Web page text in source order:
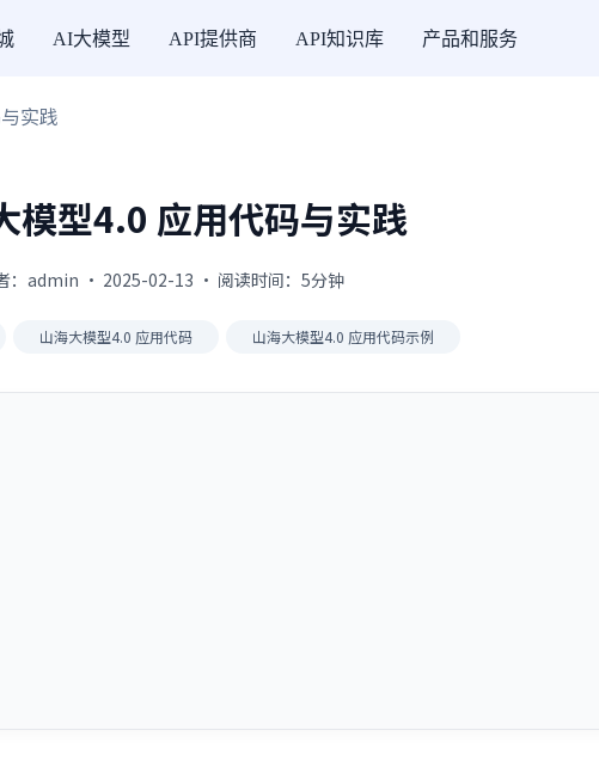
AI大模型 API提供商 API知识库 产品和服务
实践
模型4.0 应用代码与实践
：admin · 2025-02-13 · 阅读时间：5分钟
山海大模型4.0 应用代码 山海大模型4.0 应用代码示例